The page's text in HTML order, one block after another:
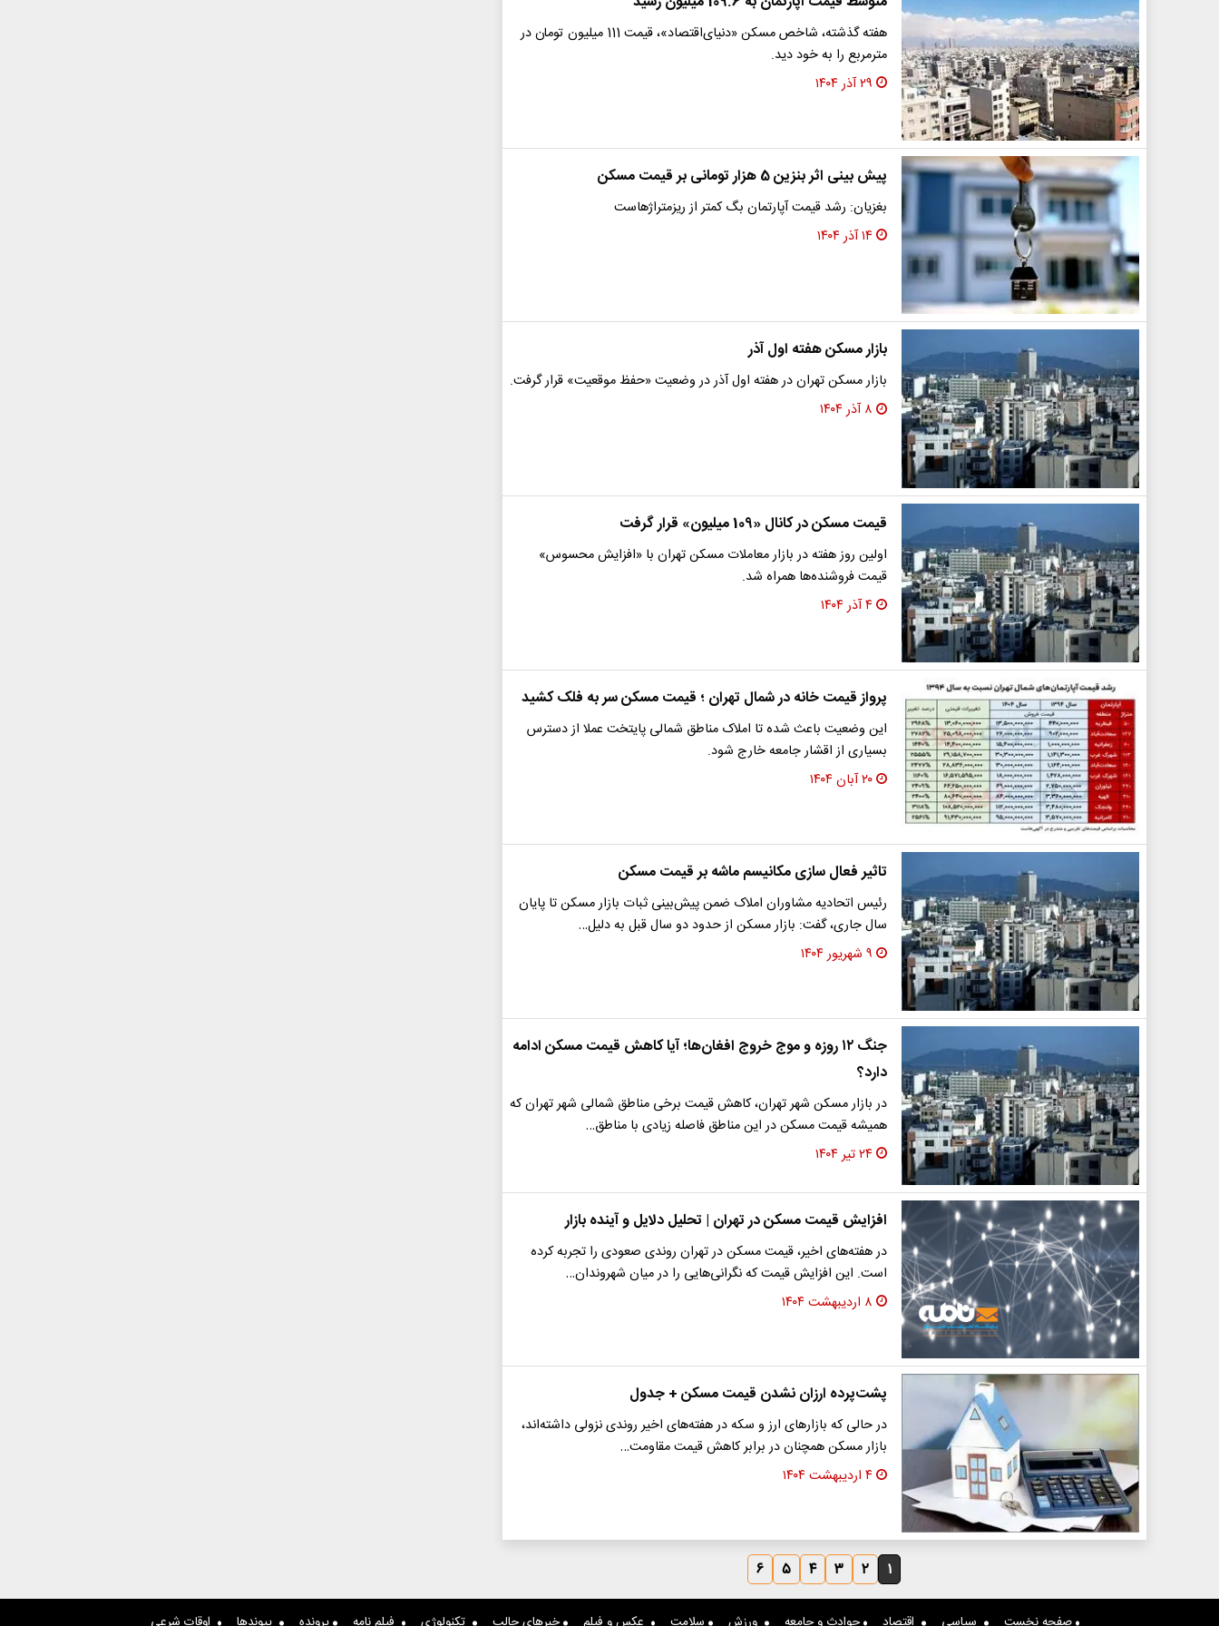
هفته گذشته، شاخص مسکن «دنیای‌اقتصاد»، قیمت 111 میلیون تومان در
مترمربع را به خود دید.
۲۹ آذر ۱۴۰۴
پیش بینی اثر بنزین 5 هزار تومانی بر قیمت مسکن
بغزیان: رشد قیمت آپارتمان بگ کمتر از ریزمتراژهاست
۱۴ آذر ۱۴۰۴
بازار مسکن هفته اول آذر
بازار مسکن تهران در هفته اول آذر در وضعیت «حفظ موقعیت» قرار گرفت.
۸ آذر ۱۴۰۴
قیمت مسکن در کانال «109 میلیون» قرار گرفت
اولین روز هفته در بازار معاملات مسکن تهران با «افزایش محسوس»
قیمت فروشنده‌ها همراه شد.
۴ آذر ۱۴۰۴
پرواز قیمت خانه در شمال تهران ؛ قیمت مسکن سر به فلک کشید
این وضعیت باعث شده تا املاک مناطق شمالی پایتخت عملا از دسترس
بسیاری از اقشار جامعه خارج شود.
۲۰ آبان ۱۴۰۴
تاثیر فعال سازی مکانیسم ماشه بر قیمت مسکن
رئیس اتحادیه مشاوران املاک ضمن پیش‌بینی ثبات بازار مسکن تا پایان
سال جاری، گفت: بازار مسکن از حدود دو سال قبل به دلیل…
۹ شهریور ۱۴۰۴
جنگ ۱۲ روزه و موج خروج افغان‌ها؛ آیا کاهش قیمت مسکن ادامه
دارد؟
در بازار مسکن شهر تهران، کاهش قیمت برخی مناطق شمالی شهر تهران که
همیشه قیمت مسکن در این مناطق فاصله زیادی با مناطق…
۲۴ تیر ۱۴۰۴
افزایش قیمت مسکن در تهران | تحلیل دلایل و آینده بازار
در هفته‌های اخیر، قیمت مسکن در تهران روندی صعودی را تجربه کرده
است. این افزایش قیمت که نگرانی‌هایی را در میان شهروندان…
۸ اردیبهشت ۱۴۰۴
پشت‌پرده ارزان نشدن قیمت مسکن + جدول
در حالی که بازار‌های ارز و سکه در هفته‌های اخیر روندی نزولی داشته‌اند،
بازار مسکن همچنان در برابر کاهش قیمت مقاومت…
۴ اردیبهشت ۱۴۰۴
۱ ۲ ۳ ۴ ۵ ۶